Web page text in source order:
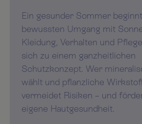
Ein gesunder Sommer
bewussten Umgang mit
Kleidung, Verhalten und
sich zu einem ganzheitlichen
Schutzkonzept. Wer
wählt und pflanzliche
vermeidet Risiken – und
eigene Hautgesundheit.